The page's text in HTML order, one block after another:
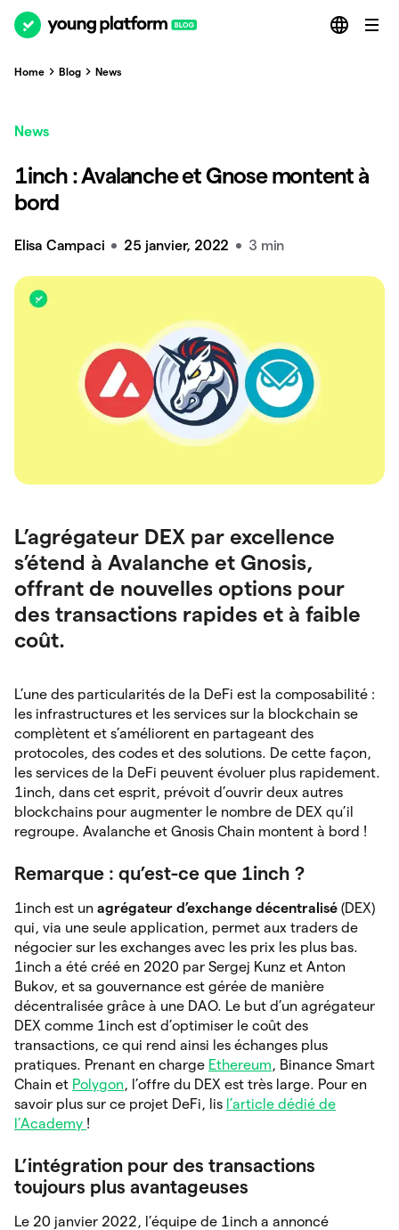
Home Blog News
News
1inch : Avalanche et Gnose montent à
bord
Elisa Campaci 25 janvier, 2022 3 min
L’agrégateur DEX par excellence
s’étend à Avalanche et Gnosis,
offrant de nouvelles options pour
des transactions rapides et à faible
coût.
L’une des particularités de la DeFi est la composabilité :
les infrastructures et les services sur la blockchain se
complètent et s’améliorent en partageant des
protocoles, des codes et des solutions. De cette façon,
les services de la DeFi peuvent évoluer plus rapidement.
1inch, dans cet esprit, prévoit d’ouvrir deux autres
blockchains pour augmenter le nombre de DEX qu’il
regroupe. Avalanche et Gnosis Chain montent à bord !
Remarque : qu’est-ce que 1inch ?
1inch est un agrégateur d’exchange décentralisé (DEX)
qui, via une seule application, permet aux traders de
négocier sur les exchanges avec les prix les plus bas.
1inch a été créé en 2020 par Sergej Kunz et Anton
Bukov, et sa gouvernance est gérée de manière
décentralisée grâce à une DAO. Le but d’un agrégateur
DEX comme 1inch est d’optimiser le coût des
transactions, ce qui rend ainsi les échanges plus
pratiques. Prenant en charge Ethereum, Binance Smart
Chain et Polygon, l’offre du DEX est très large. Pour en
savoir plus sur ce projet DeFi, lis l’article dédié de
l’Academy !
L’intégration pour des transactions
toujours plus avantageuses
Le 20 janvier 2022, l’équipe de 1inch a annoncé